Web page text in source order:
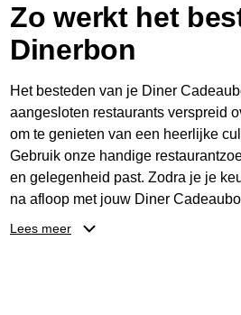
Zo werkt het
Dinerbon
Het besteden van je Diner
aangesloten restaurants verspreid
om te genieten van een heerlijke
Gebruik onze handige
en gelegenheid past. Zodra je je
na afloop met jouw Diner
één keer te besteden. Het
Lees meer